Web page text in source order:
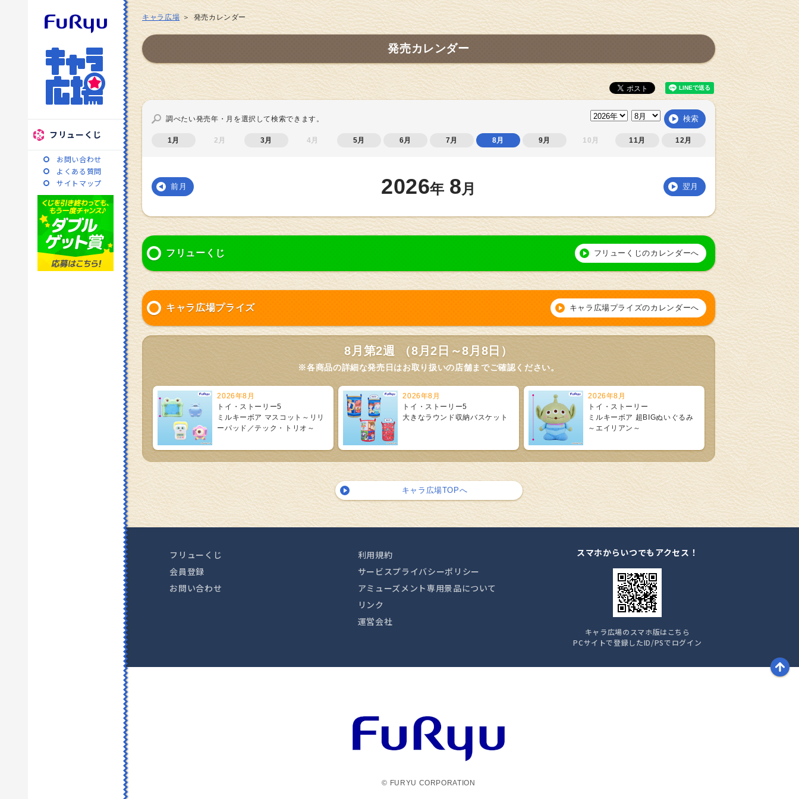
フリューくじ
お問い合わせ
よくある質問
サイトマップ
キャラ広場 発売カレンダー
発売カレンダー
調べたい発売年・月を選択して検索できます。 検索
1月 2月 3月 4月 5月 6月 7月 8月 9月 10月 11月 12月
2026年 8月
前月 翌月
フリューくじ フリューくじのカレンダーへ
キャラ広場プライズ
8月第2週 （8月2日～8月8日）
※各商品の詳細な発売日はお取り扱いの店舗までご確認ください。
2026年8月
トイ・ストーリー5
ミルキーボア マスコット～リリ
ーパッド／テック・トリオ～
2026年8月
トイ・ストーリー5
大きなラウンド収納バスケット
2026年8月
トイ・ストーリー
ミルキーボア 超BIGぬいぐるみ
～エイリアン～
キャラ広場プライズのカレンダーへ
キャラ広場TOPへ
フリューくじ
会員登録
お問い合わせ
利用規約
サービスプライバシーポリシー
アミューズメント専用景品について
リンク
運営会社
スマホからいつでもアクセス！
キャラ広場のスマホ版はこちら
PCサイトで登録したID/PSでログイン
© FURYU CORPORATION